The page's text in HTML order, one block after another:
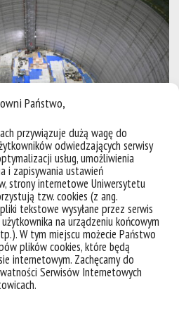
Państwo,
przywiązuje dużą wagę do
odwiedzających serwisy
usług, umożliwienia
i zapisywania ustawień
strony internetowe Uniwersytetu
tzw. cookies (z ang.
tekstowe wysyłane przez serwis
na urządzeniu końcowym
W tym miejscu możecie Państwo
plików cookies, które będą
internetowym. Zachęcamy do
Serwisów Internetowych
Cosmic Ray Research), The University of Tokyo
kontynuowane z jeszcze
budowanemu obecnie
–Hyper-Kamiokande.
pomiarowe pozwolą